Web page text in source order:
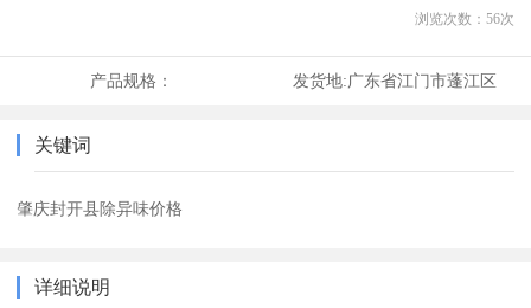
浏览次数： 56次
产品规格： 发货地:广东省江门市蓬江区
关键词
肇庆封开县除异味价格
详细说明